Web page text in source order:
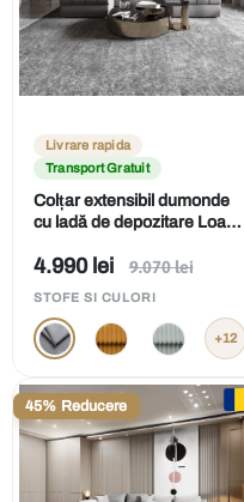
Livrare rapida
Transport Gratuit
Colțar extensibil dumonde
cu ladă de depozitare Loana
Preț
de
vânzare
4.990 lei
Preț
9.070 lei
STOFE SI CULORI
+12
45% Reducere